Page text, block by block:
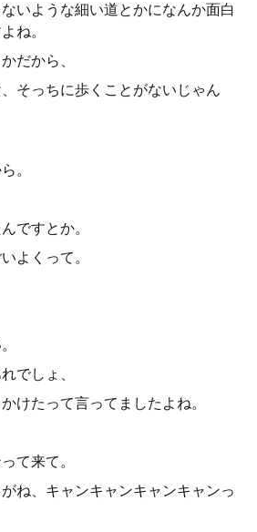
いような細い道とかになんか面白
ね。
だから、
そっちに歩くことがないじゃん
。
ですとか。
よくって。
でしょ、
けたって言ってましたよね。
て来て。
ね、キャンキャンキャンキャンっ